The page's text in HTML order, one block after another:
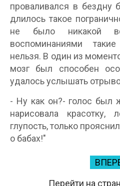
проваливался в бездну
длилось такое
не было никакой
воспоминаниями
нельзя. В один из
мозг был способен
удалось услышать
- Ну как он?- голос был
нарисовала красотку,
глупость, только
о бабах!"
Перейти на